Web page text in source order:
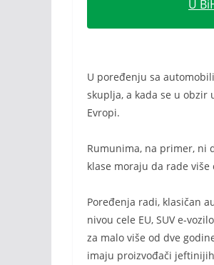
U
U poređenju sa
skuplja, a kada se u
Evropi.
Rumunima, na primer, ni
klase moraju da rade više
Poređenja radi, klasičan
nivou cele EU, SUV e-
za malo više od dve
imaju proizvođači